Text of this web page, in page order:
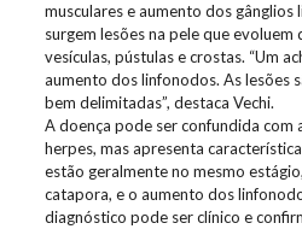
musculares e aumento dos gânglios
surgem lesões na pele que evoluem
vesículas, pústulas e crostas. “Um
aumento dos linfonodos. As lesões
bem delimitadas”, destaca Vechi.
A doença pode ser confundida com
herpes, mas apresenta
estão geralmente no mesmo
catapora, e o aumento dos
diagnóstico pode ser clínico e